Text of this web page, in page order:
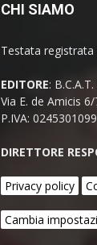
CHI SIAMO
Testata registrata
EDITORE:
Via E. de Amicis
P.IVA:
DIRETTORE
Privacy policy
Cambia